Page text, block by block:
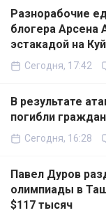
Разнорабочие
блогера Арсена
эстакадой на
Сегодня, 17:42
В результате
погибли
Сегодня, 16:28
Павел Дуров
олимпиады в
$117 тысяч